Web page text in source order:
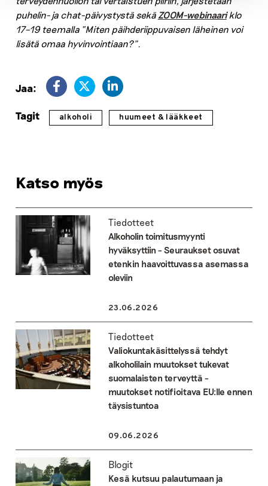
puhelin- ja chat-päivystystä sekä ZOOM-webinaariklo
17–19 teemalla “Miten päihderiippuvaisen läheinen voi
lisätä omaa hyvinvointiaan?”.
Jaa:
Tagit alkoholi huumeet & lääkkeet
Katso myös
Tiedotteet
Alkoholin toimitusmyynti
hyväksyttiin – Seuraukset osuvat
etenkin haavoittuvassa asemassa
oleviin
23.06.2026
Tiedotteet
Valiokuntakäsittelyssä tehdyt
alkoholilain muutokset tukevat
suomalaisten terveyttä –
muutokset notifioitava EU:lle ennen
täysistuntoa
09.06.2026
Blogit
Kesä kutsuu palautumaan ja